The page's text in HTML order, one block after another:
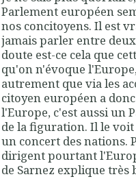
Parlement européen
nos concitoyens. Il est
jamais parler entre
doute est-ce cela que
qu'on n'évoque
autrement que via les
citoyen européen a
l'Europe, c'est aussi un
de la figuration. Il le
un concert des nations.
dirigent pourtant
de Sarnez explique très